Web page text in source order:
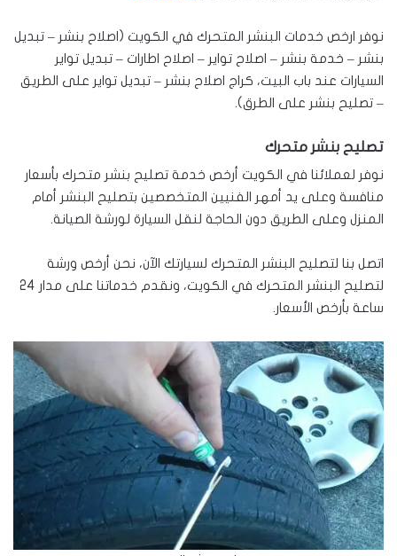
نوفر ارخص خدمات البنشر المتحرك في الكويت (اصلاح بنشر – تبديل
بنشر – خدمة بنشر – اصلاح تواير – اصلاح اطارات – تبديل تواير
السيارات عند باب البيت، كراج اصلاح بنشر – تبديل تواير على الطريق
– تصليح بنشر على الطرق).
تصليح بنشر متحرك
نوفر لعملائنا في الكويت أرخص خدمة تصليح بنشر متحرك بأسعار
منافسة وعلى يد أمهر الفنيين المتخصصين بتصليح البنشر أمام
المنزل وعلى الطريق دون الحاجة لنقل السيارة لورشة الصيانة.
اتصل بنا لتصليح البنشر المتحرك لسيارتك الآن، نحن أرخص ورشة
لتصليح البنشر المتحرك في الكويت، ونقدم خدماتنا على مدار 24
ساعة بأرخص الأسعار.